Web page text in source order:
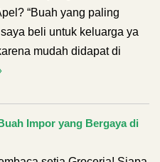
“Buah yang paling
beli untuk keluarga ya
mudah didapat di
Impor yang Bergaya di